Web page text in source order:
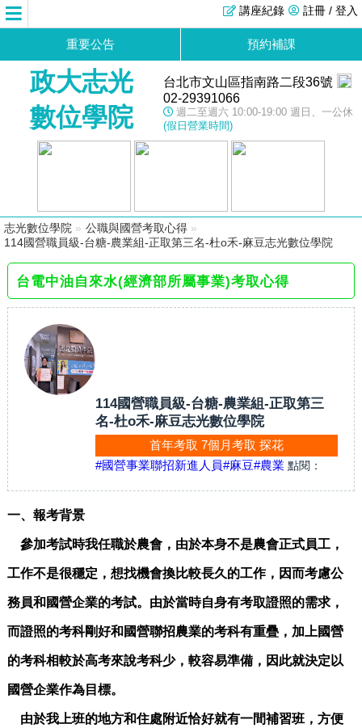
註冊 / 登入
講座紀錄
重要公告 預約補課
政大志光
數位學院
台北市文山區指南路二段36號
02-29391066
週二至週六 10:00-19:00 週日、一公休
(假日營業時間)
志光數位學院 » 公職與國營考取心得 »
114國營職員級-台糖-農業組-正取第三名-杜o禾-麻豆志光數位學院
台電中油自來水(經濟部所屬事業)考取心得
114國營職員級-台糖-農業組-正取第三
名-杜o禾-麻豆志光數位學院
首年考取 7個月考取 探花
#國營事業聯招新進人員#麻豆#農業 點閱：
一、報考背景
參加考試時我任職於農會，由於本身不是農會正式員工，
工作不是很穩定，想找機會換比較長久的工作，因而考慮公
務員和國營企業的考試。由於當時自身有考取證照的需求，
而證照的考科剛好和國營聯招農業的考科有重疊，加上國營
的考科相較於高考來說考科少，較容易準備，因此就決定以
國營企業作為目標。
由於我上班的地方和住處附近恰好就有一間補習班，方便